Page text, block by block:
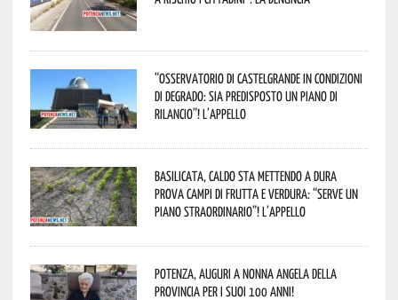
“Osservatorio di Castelgrande in condizioni
di degrado: sia predisposto un piano di
rilancio”! L’appello
Basilicata, caldo sta mettendo a dura
prova campi di frutta e verdura: “Serve un
piano straordinario”! L’appello
Potenza, auguri a nonna Angela della
provincia per i suoi 100 anni!